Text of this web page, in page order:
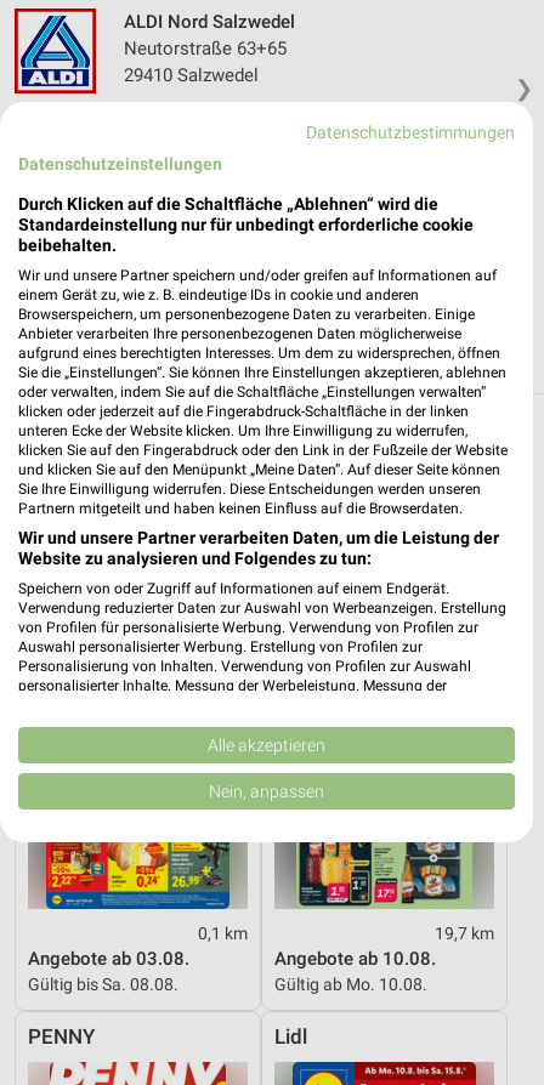
❯
ALDI Nord Salzwedel
Neutorstraße 63+65
29410 Salzwedel
156,07 km • Angebote: 5 Prospekte
PENNY Oebisfelde-Weferlingen
39646 Oebisfelde-Weferlingen
Heute 07:00 - 20:00 Uhr | Geöffnet
163,93 km • Angebote: 1 Prospekt
Discounter Angebote und Prospekte für
Klötze
16 Prospekte
Lidl
0,1 km
Angebote ab 03.08.
Gültig bis Sa. 08.08.
NETTO
19,7 km
Angebote ab 10.08.
Gültig ab Mo. 10.08.
PENNY Lidl
Datenschutzbestimmungen
Datenschutzeinstellungen
Durch Klicken auf die Schaltfläche „Ablehnen“ wird die
Standardeinstellung nur für unbedingt erforderliche cookie
beibehalten.
Wir und unsere Partner speichern und/oder greifen auf Informationen auf
einem Gerät zu, wie z. B. eindeutige IDs in cookie und anderen
Browserspeichern, um personenbezogene Daten zu verarbeiten. Einige
Anbieter verarbeiten Ihre personenbezogenen Daten möglicherweise
aufgrund eines berechtigten Interesses. Um dem zu widersprechen, öffnen
Sie die „Einstellungen“. Sie können Ihre Einstellungen akzeptieren, ablehnen
oder verwalten, indem Sie auf die Schaltfläche „Einstellungen verwalten“
klicken oder jederzeit auf die Fingerabdruck-Schaltfläche in der linken
unteren Ecke der Website klicken. Um Ihre Einwilligung zu widerrufen,
klicken Sie auf den Fingerabdruck oder den Link in der Fußzeile der Website
und klicken Sie auf den Menüpunkt „Meine Daten“. Auf dieser Seite können
Sie Ihre Einwilligung widerrufen. Diese Entscheidungen werden unseren
Partnern mitgeteilt und haben keinen Einfluss auf die Browserdaten.
Wir und unsere Partner verarbeiten Daten, um die Leistung der
Website zu analysieren und Folgendes zu tun:
Speichern von oder Zugriff auf Informationen auf einem Endgerät.
Verwendung reduzierter Daten zur Auswahl von Werbeanzeigen. Erstellung
von Profilen für personalisierte Werbung. Verwendung von Profilen zur
Auswahl personalisierter Werbung. Erstellung von Profilen zur
Personalisierung von Inhalten. Verwendung von Profilen zur Auswahl
personalisierter Inhalte. Messung der Werbeleistung. Messung der
Kombinationen von Daten aus verschiedenen Quellen. Entwicklung und
Verbesserung der Angebote. Verwendung reduzierter Daten zur Auswahl
von Inhalten.
Daten können außerhalb der Europäischen Union weitergegeben und in die
USA gesendet werden.
Website/App.
Partnerliste anzeigen (1 IAB-Anbieter)
Wir nutzen Ihre Daten für folgende Zwecke:
Speichern von oder Zugriff auf Informationen
auf einem Endgerät
Verwendung reduzierter Daten zur Auswahl von
Werbeanzeigen
Alle akzeptieren
Nein, anpassen